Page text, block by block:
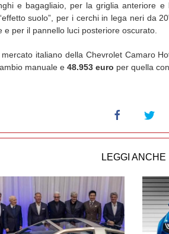
e bagagliaio, per la griglia anteriore
suolo”, per i cerchi in lega neri da
e per il pannello luci posteriore oscurato.
italiano della Chevrolet Camaro
manuale e 48.953 euro per quella
LEGGI ANCHE